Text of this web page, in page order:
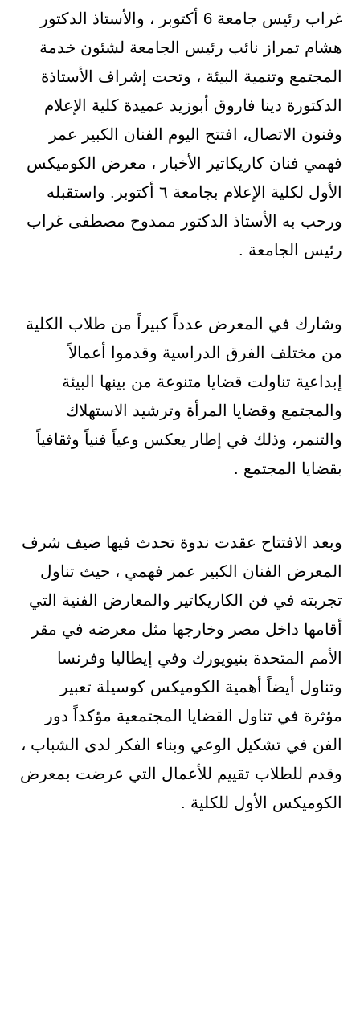
غراب رئيس جامعة 6 أكتوبر ، والأستاذ الدكتور
هشام تمراز نائب رئيس الجامعة لشئون خدمة
المجتمع وتنمية البيئة ، وتحت إشراف الأستاذة
الدكتورة دينا فاروق أبوزيد عميدة كلية الإعلام
وفنون الاتصال، افتتح اليوم الفنان الكبير عمر
فهمي فنان كاريكاتير الأخبار ، معرض الكوميكس
الأول لكلية الإعلام بجامعة ٦ أكتوبر. واستقبله
ورحب به الأستاذ الدكتور ممدوح مصطفى غراب
رئيس الجامعة .
وشارك في المعرض عدداً كبيراً من طلاب الكلية
من مختلف الفرق الدراسية وقدموا أعمالاً
إبداعية تناولت قضايا متنوعة من بينها البيئة
والمجتمع وقضايا المرأة وترشيد الاستهلاك
والتنمر، وذلك في إطار يعكس وعياً فنياً وثقافياً
بقضايا المجتمع .
وبعد الافتتاح عقدت ندوة تحدث فيها ضيف شرف
المعرض الفنان الكبير عمر فهمي ، حيث تناول
تجربته في فن الكاريكاتير والمعارض الفنية التي
أقامها داخل مصر وخارجها مثل معرضه في مقر
الأمم المتحدة بنيويورك وفي إيطاليا وفرنسا
وتناول أيضاً أهمية الكوميكس كوسيلة تعبير
مؤثرة في تناول القضايا المجتمعية مؤكداً دور
الفن في تشكيل الوعي وبناء الفكر لدى الشباب ،
وقدم للطلاب تقييم للأعمال التي عرضت بمعرض
الكوميكس الأول للكلية .